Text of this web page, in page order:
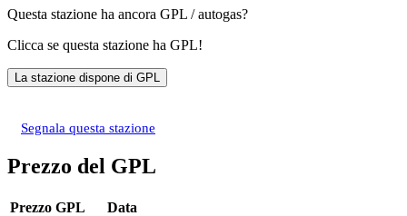
Questa stazione ha ancora GPL / autogas?
Clicca se questa stazione ha GPL!
Segnala questa stazione
Prezzo del GPL
Prezzo GPL
Data